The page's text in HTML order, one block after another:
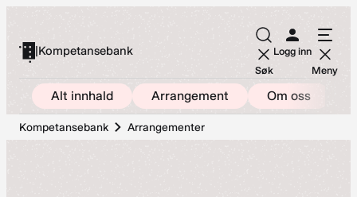
innhold
|Kompetansebank
Søk
Logg inn
Meny
Alt innhald Arrangement Om oss
Kompetansebank Arrangementer